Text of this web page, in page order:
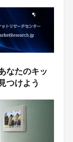
なたのキッ
つけよう